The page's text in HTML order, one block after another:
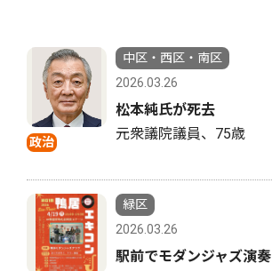
政治
中区・西区・南区
2026.03.26
松本純氏が死去
元衆議院議員、75歳
緑区
2026.03.26
駅前でモダンジャズ演奏